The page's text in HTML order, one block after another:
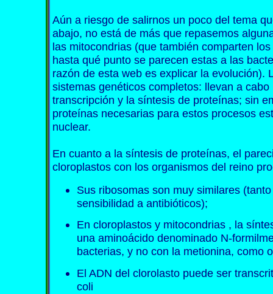
Aún a riesgo de salirnos un poco del tema
abajo, no está de más que repasemos
las mitocondrias (que también comparten
hasta qué punto se parecen estas a las
razón de esta web es explicar la evolución).
sistemas genéticos completos: llevan a
transcripción y la síntesis de proteínas; sin
proteínas necesarias para estos procesos
nuclear.
En cuanto a la síntesis de proteínas, el
cloroplastos con los organismos del reino
Sus ribosomas son muy similares
sensibilidad a antibióticos);
En cloroplastos y mitocondrias , la
una aminoácido denominado N-
bacterias, y no con la metionina, como
El ADN del clorolasto puede ser
coli